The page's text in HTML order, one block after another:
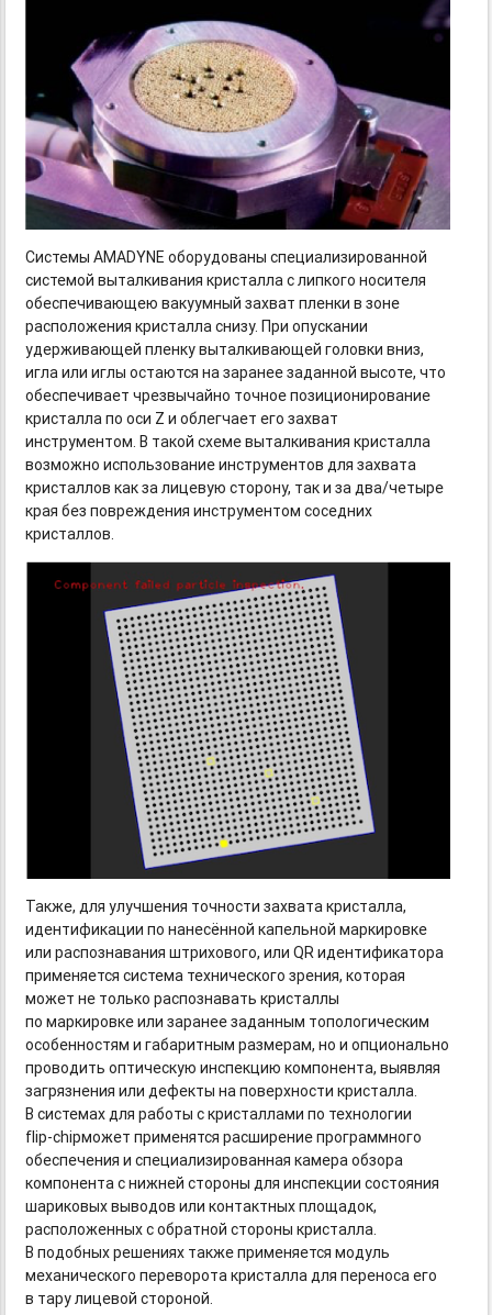
Системы AMADYNE оборудованы специализированной
системой выталкивания кристалла с липкого носителя
обеспечивающею вакуумный захват пленки в зоне
расположения кристалла снизу. При опускании
удерживающей пленку выталкивающей головки вниз,
игла или иглы остаются на заранее заданной высоте, что
обеспечивает чрезвычайно точное позиционирование
кристалла по оси Z и облегчает его захват
инструментом. В такой схеме выталкивания кристалла
возможно использование инструментов для захвата
кристаллов как за лицевую сторону, так и за два/четыре
края без повреждения инструментом соседних
кристаллов.
Также, для улучшения точности захвата кристалла,
идентификации по нанесённой капельной маркировке
или распознавания штрихового, или QR идентификатора
применяется система технического зрения, которая
может не только распознавать кристаллы
по маркировке или заранее заданным топологическим
особенностям и габаритным размерам, но и опционально
проводить оптическую инспекцию компонента, выявляя
загрязнения или дефекты на поверхности кристалла.
В системах для работы с кристаллами по технологии
flip-chipможет применятся расширение программного
обеспечения и специализированная камера обзора
компонента с нижней стороны для инспекции состояния
шариковых выводов или контактных площадок,
расположенных с обратной стороны кристалла.
В подобных решениях также применяется модуль
механического переворота кристалла для переноса его
в тару лицевой стороной.